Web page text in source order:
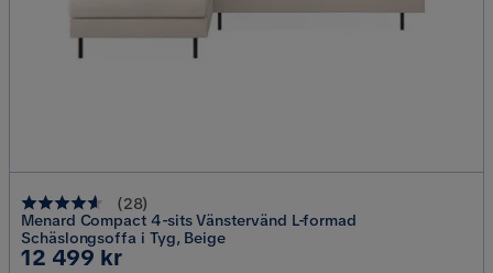
(28)
Menard Compact 4-sits Vänstervänd L-formad
Schäslongsoffa i Tyg, Beige
Pris
12 499 kr